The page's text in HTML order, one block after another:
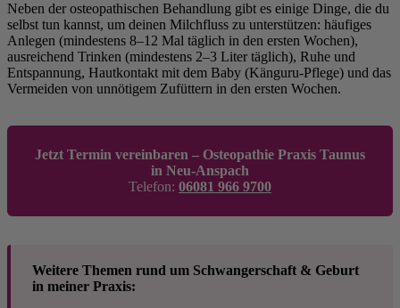
Neben der osteopathischen Behandlung gibt es einige Dinge, die du
selbst tun kannst, um deinen Milchfluss zu unterstützen: häufiges
Anlegen (mindestens 8–12 Mal täglich in den ersten Wochen),
ausreichend Trinken (mindestens 2–3 Liter täglich), Ruhe und
Entspannung, Hautkontakt mit dem Baby (Känguru-Pflege) und das
Vermeiden von unnötigem Zufüttern in den ersten Wochen.
Jetzt Termin vereinbaren – Osteopathie Praxis Taunus
in Neu-Anspach
Telefon: 06081 966 9700
Weitere Themen rund um Schwangerschaft & Geburt
in meiner Praxis: